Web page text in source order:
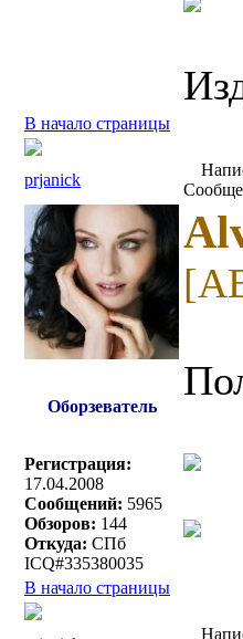
В начало страницы
prjanick
Оборзеватель
Регистрация:
17.04.2008
Сообщений: 5965
Обзоров: 144
Откуда: СПб
ICQ#335380035
В начало страницы